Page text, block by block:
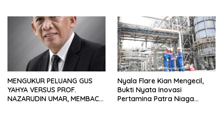
MENGUKUR PELUANG GUS
YAHYA VERSUS PROF.
NAZARUDIN UMAR, MEMBACA
Nyala Flare Kian Mengecil,
Bukti Nyata Inovasi
Pertamina Patra Niaga